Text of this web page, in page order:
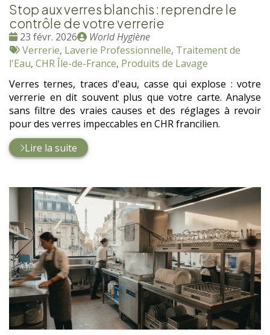
Stop aux verres blanchis : reprendre le
contrôle de votre verrerie
Date
:
23 févr. 2026
Publié
par
World Hygiène
Tags
:
Verrerie, Laverie Professionnelle, Traitement de
l'Eau, CHR Île-de-France, Produits de Lavage
Verres ternes, traces d'eau, casse qui explose : votre
verrerie en dit souvent plus que votre carte. Analyse
sans filtre des vraies causes et des réglages à revoir
pour des verres impeccables en CHR francilien.
Lire la suite